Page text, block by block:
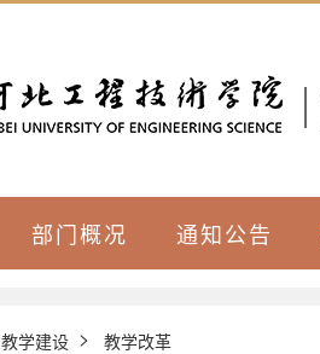
部门概况 通知公告
教学建设 > 教学改革